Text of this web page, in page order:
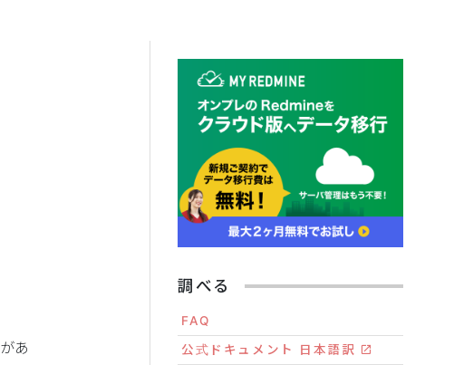
があ
調べる
FAQ
公式ドキュメント 日本語訳